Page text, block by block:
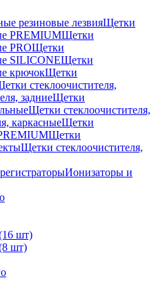
резиновые лезвияЩетки
PREMIUMЩетки
PROЩетки
SILICONEЩетки
крючокЩетки
стеклоочистителя,
задниеЩетки
Щетки стеклоочистителя,
каркасныеЩетки
Щетки
Щетки стеклоочистителя,
Ионизаторы и
шт)
шт)